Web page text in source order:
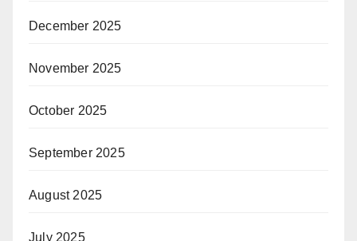
December 2025
November 2025
October 2025
September 2025
August 2025
July 2025